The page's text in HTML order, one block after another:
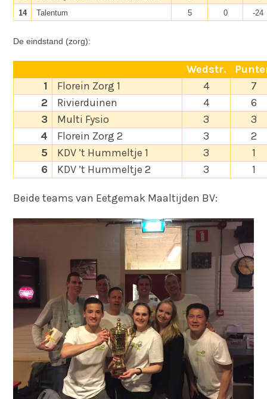
14
Talentum 5 0 -24
De eindstand (zorg):
Wedstr.
1
Florein Zorg 1 4
7
2
Rivierduinen 4
6
3
Multi Fysio 3
3
4
Florein Zorg 2 3
2
5
KDV ’t Hummeltje 1 3
1
6
KDV ’t Hummeltje 2 3 1
Beide teams van Eetgemak Maaltijden BV: